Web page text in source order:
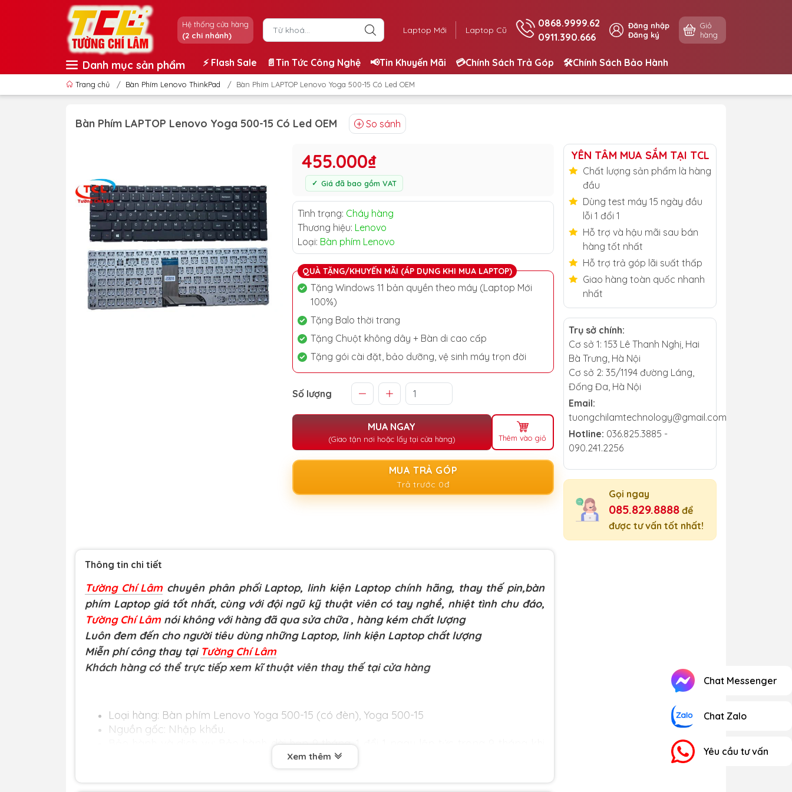
Hệ thống cửa hàng
(2 chi nhánh)
Laptop Mới Laptop Cũ
0868.9999.62
0911.390.666
Đăng nhập
Đăng ký
Giỏ
hàng
Danh mục sản phẩm ⚡️ Flash Sale 📄Tin Tức Công Nghệ 📢Tin Khuyến Mãi 💳Chính Sách Trả Góp 🛠️Chính Sách Bảo Hành
Trang chủ / Bàn Phím Lenovo ThinkPad / Bàn Phím LAPTOP Lenovo Yoga 500-15 Có Led OEM
Bàn Phím LAPTOP Lenovo Yoga 500-15 Có Led OEM So sánh
455.000₫
Giá đã bao gồm VAT
Tình trạng: Cháy hàng
Thương hiệu: Lenovo
Loại: Bàn phím Lenovo
QUÀ TẶNG/KHUYẾN MÃI (ÁP DỤNG KHI MUA LAPTOP)
Tặng Windows 11 bản quyền theo máy (Laptop Mới
100%)
Tặng Balo thời trang
Tặng Chuột không dây + Bàn di cao cấp
Tặng gói cài đặt, bảo dưỡng, vệ sinh máy trọn đời
Số lượng
MUA NGAY
(Giao tận nơi hoặc lấy tại cửa hàng) Thêm vào giỏ
MUA TRẢ GÓP
Trả trước 0đ
YÊN TÂM MUA SẮM TẠI TCL
Chất lượng sản phẩm là hàng
đầu
Dùng test máy 15 ngày đầu
lỗi 1 đổi 1
Hỗ trợ và hậu mãi sau bán
hàng tốt nhất
Hỗ trợ trả góp lãi suất thấp
Giao hàng toàn quốc nhanh
nhất
Trụ sở chính:
Cơ sở 1: 153 Lê Thanh Nghị, Hai
Bà Trưng, Hà Nội
Cơ sở 2: 35/1194 đường Láng,
Đống Đa, Hà Nội
Email:
tuongchilamtechnology@gmail.com
Hotline: 036.825.3885 -
090.241.2256
Gọi ngay
085.829.8888 để
được tư vấn tốt nhất!
Thông tin chi tiết
Tường Chí Lâm chuyên phân phối Laptop, linh kiện Laptop chính hãng, thay thế pin,bàn
phím Laptop giá tốt nhất, cùng với đội ngũ kỹ thuật viên có tay nghề, nhiệt tình chu đáo,
Tường Chí Lâm nói không với hàng đã qua sửa chữa , hàng kém chất lượng
Luôn đem đến cho người tiêu dùng những Laptop, linh kiện Laptop chất lượng
Miễn phí công thay tại Tường Chí Lâm
Khách hàng có thể trực tiếp xem kĩ thuật viên thay thế tại cửa hàng
Loại hàng: Bàn phím Lenovo Yoga 500-15 (có đèn), Yoga 500-15
Nguồn gốc: Nhập khẩu.
Bảo hành và dịch vụ: Bảo hành dài hạn 9 tháng .1 đổi 1 ngay lập tức trong 9 tháng khi
phát sinh các lỗi của nhà sản xuất như liệt nút, loạn bàn phím, phím ấn lúc được lúc
Khuyến mãi: Hỗ trợ phí ship cho đơn hàng từ 1 triệu trở lên trong bán kính 3km.
Xem thêm
Chat Messenger
Chat Zalo
Yêu cầu tư vấn